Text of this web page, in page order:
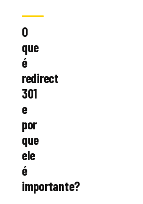
O
que
é
redirect
301
e
por
que
ele
é
importante?